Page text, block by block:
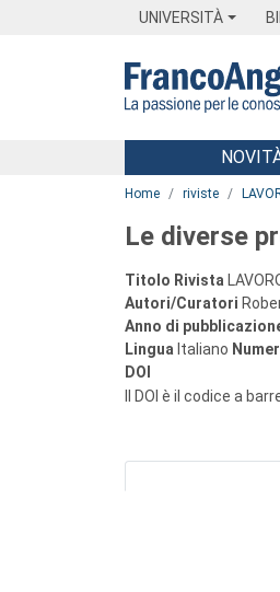
UNIVERSITÀ
Menu
Home riviste
Le diverse
Titolo Rivista
Autori/Curatori
Anno di
Lingua Italiano
DOI
Il DOI è il codice a